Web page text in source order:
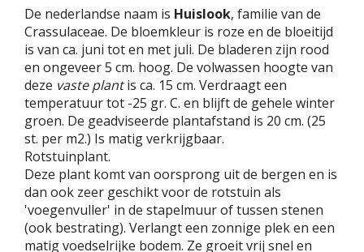
De nederlandse naam is Huislook, familie van de
Crassulaceae. De bloemkleur is roze en de bloeitijd
is van ca. juni tot en met juli. De bladeren zijn rood
en ongeveer 5 cm. hoog. De volwassen hoogte van
deze vaste plantis ca. 15 cm. Verdraagt een
temperatuur tot -25 gr. C. en blijft de gehele winter
groen. De geadviseerde plantafstand is 20 cm. (25
st. per m2.) Is matig verkrijgbaar.
Rotstuinplant.
Deze plant komt van oorsprong uit de bergen en is
dan ook zeer geschikt voor de rotstuin als
'voegenvuller' in de stapelmuur of tussen stenen
(ook bestrating). Verlangt een zonnige plek en een
matig voedselrijke bodem. Ze groeit vrij snel en